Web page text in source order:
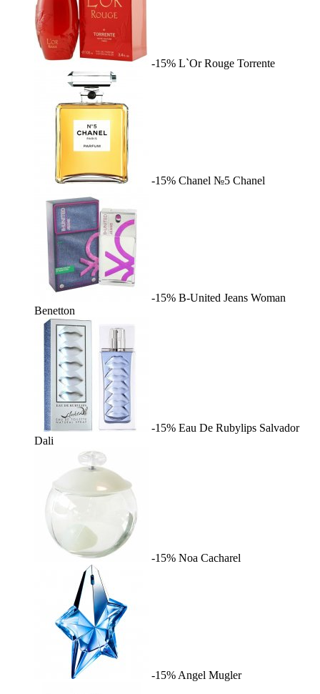
-15% L`Or Rouge Torrente
-15% Chanel №5 Chanel
-15% B-United Jeans Woman
Benetton
-15% Eau De Rubylips Salvador
Dali
-15% Noa Cacharel
-15% Angel Mugler